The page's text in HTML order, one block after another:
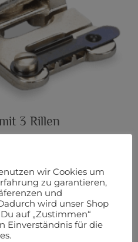
3 Rillen
Menge
wir Cookies um
zu garantieren,
und
wird unser Shop
auf „Zustimmen“
Einverständnis für die